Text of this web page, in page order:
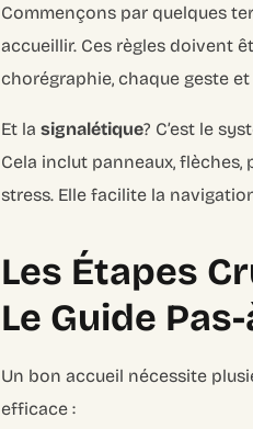
Commençons par quelques
accueillir. Ces règles doivent
chorégraphie, chaque geste
Et la signalétique? C’est le
Cela inclut panneaux,
stress. Elle facilite la
Les Étapes
Le Guide
Un bon accueil nécessite
efficace :